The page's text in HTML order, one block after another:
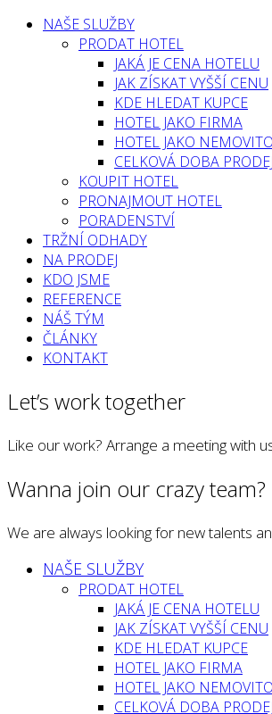
NAŠE SLUŽBY
PRODAT HOTEL
JAKÁ JE CENA HOTELU
JAK ZÍSKAT VYŠŠÍ CENU
KDE HLEDAT KUPCE
HOTEL JAKO FIRMA
HOTEL JAKO
CELKOVÁ DOBA
KOUPIT HOTEL
PRONAJMOUT HOTEL
PORADENSTVÍ
TRŽNÍ ODHADY
NA PRODEJ
KDO JSME
REFERENCE
NÁŠ TÝM
ČLÁNKY
KONTAKT
Let’s work together
Like our work? Arrange a meeting with
Wanna join our crazy team?
We are always looking for new talents
NAŠE SLUŽBY
PRODAT HOTEL
JAKÁ JE CENA HOTELU
JAK ZÍSKAT VYŠŠÍ CENU
KDE HLEDAT KUPCE
HOTEL JAKO FIRMA
HOTEL JAKO
CELKOVÁ DOBA